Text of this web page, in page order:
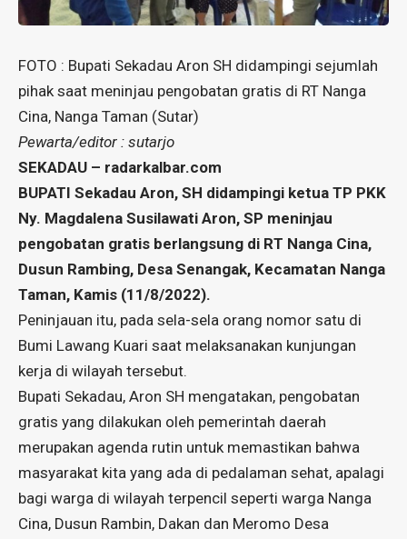
FOTO : Bupati Sekadau Aron SH didampingi sejumlah
pihak saat meninjau pengobatan gratis di RT Nanga
Cina, Nanga Taman (Sutar)
Pewarta/editor : sutarjo
SEKADAU – radarkalbar.com
BUPATI Sekadau Aron, SH didampingi ketua TP PKK
Ny. Magdalena Susilawati Aron, SP meninjau
pengobatan gratis berlangsung di RT Nanga Cina,
Dusun Rambing, Desa Senangak, Kecamatan Nanga
Taman, Kamis (11/8/2022).
Peninjauan itu, pada sela-sela orang nomor satu di
Bumi Lawang Kuari saat melaksanakan kunjungan
kerja di wilayah tersebut.
Bupati Sekadau, Aron SH mengatakan, pengobatan
gratis yang dilakukan oleh pemerintah daerah
merupakan agenda rutin untuk memastikan bahwa
masyarakat kita yang ada di pedalaman sehat, apalagi
bagi warga di wilayah terpencil seperti warga Nanga
Cina, Dusun Rambin, Dakan dan Meromo Desa